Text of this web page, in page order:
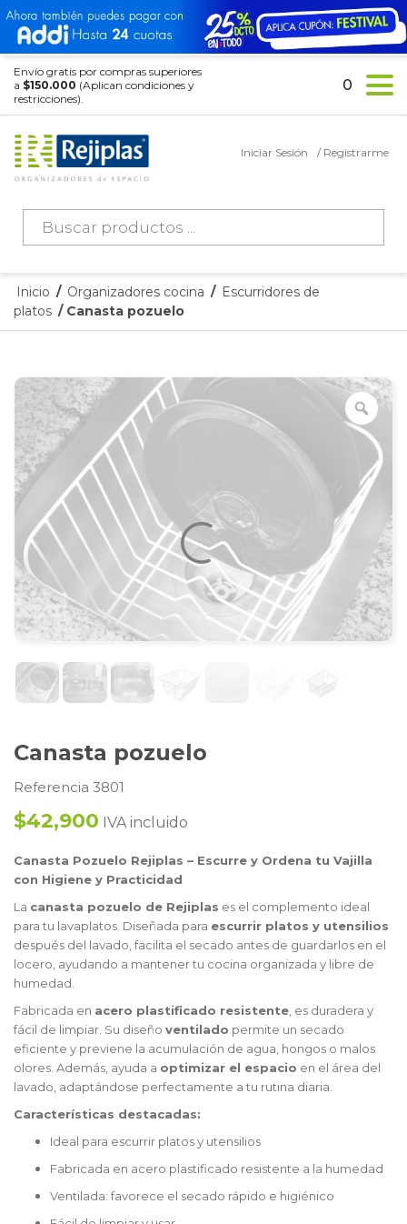
Envío gratis por compras superiores
a $150.000 (Aplican condiciones y
restricciones).
Búsqueda
productos
Iniciar Sesión / Registrarme
0
Inicio / Organizadores cocina / Escurridores de
platos / Canasta pozuelo
Canasta pozuelo
Referencia 3801
$42,900 IVA incluido
Canasta Pozuelo Rejiplas – Escurre y Ordena tu Vajilla
con Higiene y Practicidad
La canasta pozuelo de Rejiplas es el complemento ideal
para tu lavaplatos. Diseñada para escurrir platos y utensilios
después del lavado, facilita el secado antes de guardarlos en el
locero, ayudando a mantener tu cocina organizada y libre de
humedad.
Fabricada en acero plastificado resistente, es duradera y
fácil de limpiar. Su diseño ventilado permite un secado
eficiente y previene la acumulación de agua, hongos o malos
olores. Además, ayuda a optimizar el espacio en el área del
lavado, adaptándose perfectamente a tu rutina diaria.
Características destacadas:
Ideal para escurrir platos y utensilios
Fabricada en acero plastificado resistente a la humedad
Ventilada: favorece el secado rápido e higiénico